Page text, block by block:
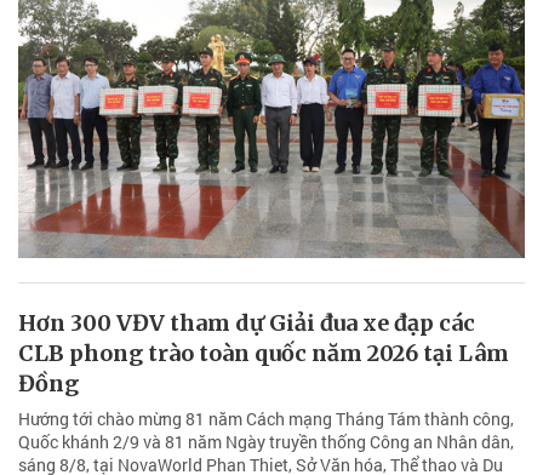
Hơn 300 VĐV tham dự Giải đua xe đạp các
CLB phong trào toàn quốc năm 2026 tại Lâm
Đồng
Hướng tới chào mừng 81 năm Cách mạng Tháng Tám thành công,
Quốc khánh 2/9 và 81 năm Ngày truyền thống Công an Nhân dân,
sáng 8/8, tại NovaWorld Phan Thiet, Sở Văn hóa, Thể thao và Du